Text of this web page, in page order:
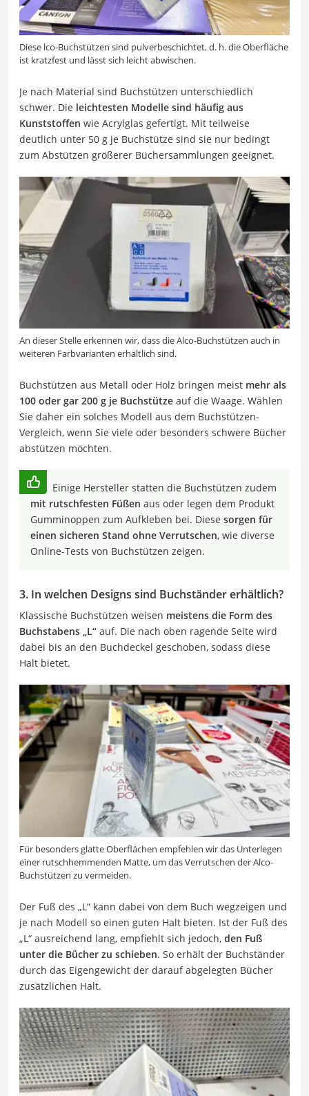
Diese lco-Buchstützen sind pulverbeschichtet, d. h. die Oberfläche
ist kratzfest und lässt sich leicht abwischen.
Je nach Material sind Buchstützen unterschiedlich
schwer. Die leichtesten Modelle sind häufig aus
Kunststoffen wie Acrylglas gefertigt. Mit teilweise
deutlich unter 50 g je Buchstütze sind sie nur bedingt
zum Abstützen größerer Büchersammlungen geeignet.
An dieser Stelle erkennen wir, dass die Alco-Buchstützen auch in
weiteren Farbvarianten erhältlich sind.
Buchstützen aus Metall oder Holz bringen meist mehr als
100 oder gar 200 g je Buchstütze auf die Waage. Wählen
Sie daher ein solches Modell aus dem Buchstützen-
Vergleich, wenn Sie viele oder besonders schwere Bücher
abstützen möchten.
Einige Hersteller statten die Buchstützen zudem
mit rutschfesten Füßen aus oder legen dem Produkt
Gumminoppen zum Aufkleben bei. Diese sorgen für
einen sicheren Stand ohne Verrutschen, wie diverse
Online-Tests von Buchstützen zeigen.
3. In welchen Designs sind Buchständer erhältlich?
Klassische Buchstützen weisen meistens die Form des
Buchstabens „L“ auf. Die nach oben ragende Seite wird
dabei bis an den Buchdeckel geschoben, sodass diese
Halt bietet.
Für besonders glatte Oberflächen empfehlen wir das Unterlegen
einer rutschhemmenden Matte, um das Verrutschen der Alco-
Buchstützen zu vermeiden.
Der Fuß des „L“ kann dabei von dem Buch wegzeigen und
je nach Modell so einen guten Halt bieten. Ist der Fuß des
„L“ ausreichend lang, empfiehlt sich jedoch, den Fuß
unter die Bücher zu schieben. So erhält der Buchständer
durch das Eigengewicht der darauf abgelegten Bücher
zusätzlichen Halt.